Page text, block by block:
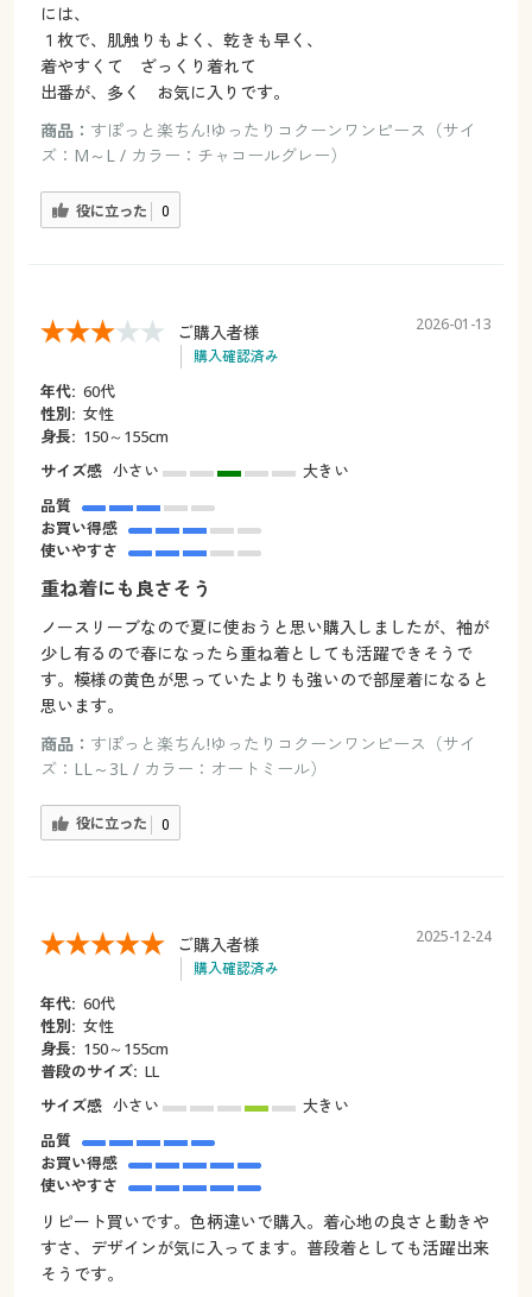
には、
１枚で、肌触りもよく、乾きも早く、
着やすくて ざっくり着れて
出番が、多く お気に入りです。
商品： すぽっと楽ちん!ゆったりコクーンワンピース（サイ
ズ：M～L / カラー：チャコールグレー）
役に立った 0
ご購入者様
購入確認済み
2026-01-13
年代: 60代
性別: 女性
身長: 150～155cm
サイズ感 小さい
大きい
品質
お買い得感
使いやすさ
重ね着にも良さそう
ノースリーブなので夏に使おうと思い購入しましたが、袖が
少し有るので春になったら重ね着としても活躍できそうで
す。模様の黄色が思っていたよりも強いので部屋着になると
思います。
商品： すぽっと楽ちん!ゆったりコクーンワンピース（サイ
ズ：LL～3L / カラー：オートミール）
役に立った 0
ご購入者様
購入確認済み
2025-12-24
年代: 60代
性別: 女性
身長: 150～155cm
普段のサイズ: LL
サイズ感 小さい
大きい
品質
お買い得感
使いやすさ
リピート買いです。色柄違いで購入。着心地の良さと動きや
すさ、デザインが気に入ってます。普段着としても活躍出来
そうです。